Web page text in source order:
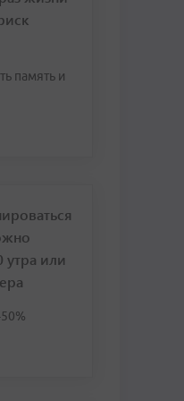
память и
утра или